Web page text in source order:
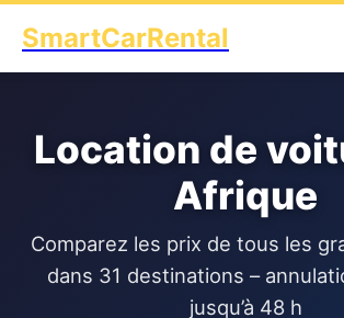
SmartCarRental
Location de
Afrique
Comparez les prix de tous les
dans 31 destinations –
jusqu’à 48 h